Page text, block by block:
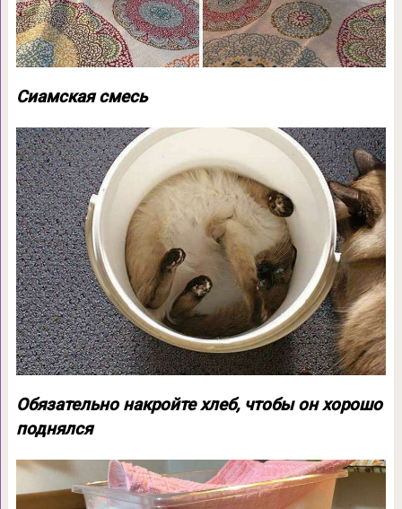
Сиамская смесь
Обязательно накройте хлеб, чтобы он хорошо
поднялся